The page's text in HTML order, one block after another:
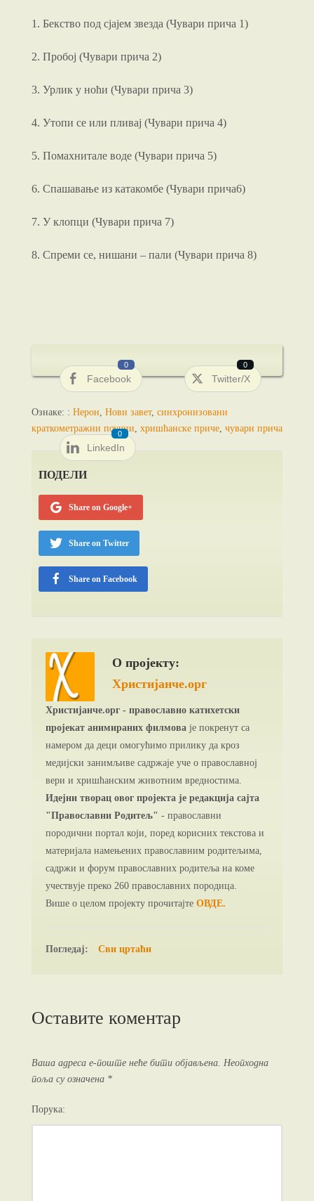
1. Бекство под сјајем звезда (Чувари прича 1)
2. Пробој (Чувари прича 2)
3. Урлик у ноћи (Чувари прича 3)
4. Утопи се или пливај (Чувари прича 4)
5. Помахнитале воде (Чувари прича 5)
6. Спашавање из катакомбе (Чувари прича6)
7. У клопци (Чувари прича 7)
8. Спреми се, нишани – пали (Чувари прича 8)
Facebook
0
Twitter/X
0
LinkedIn
0
Ознаке: : Нерон Нови завет, синхронизовани
краткометражни поучни хришћанске приче, чувари прича
ПОДЕЛИ
Share on Google+
Share on Twitter
Share on Facebook
О пројекту:
Христијанче.орг
Христијанче.орг - православно катихетски
пројекат анимираних филмова је покренут са
намером да деци омогућимо прилику да кроз
медијски занимљиве садржаје уче о православној
вери и хришћанским животним вредностима.
Идејни творац овог пројекта је редакција сајта
"Православни Родитељ" - православни
породични портал који, поред корисних текстова и
материјала намењених православним родитељима,
садржи и форум православних родитеља на коме
учествује преко 260 православних породица.
Више о целом пројекту прочитајте ОВДЕ.
Погледај: Сви цртаћи
Оставите коментар
Ваша адреса е-поште неће бити објављена. Неопходна
поља су означена *
Порука: